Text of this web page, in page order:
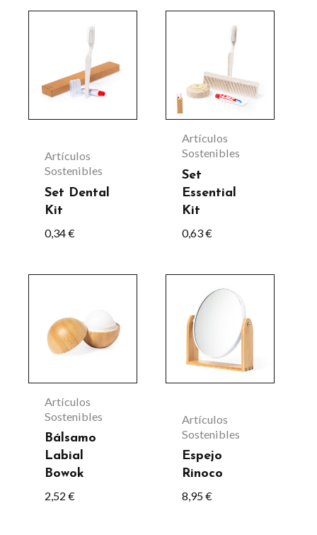
Artículos
Sostenibles
Set Dental
Kit
0,34€
Artículos
Sostenibles
Set
Essential
Kit
0,63€
Artículos
Sostenibles
Bálsamo
Labial
Bowok
2,52 €
Artículos
Sostenibles
Espejo
Rinoco
8,95€